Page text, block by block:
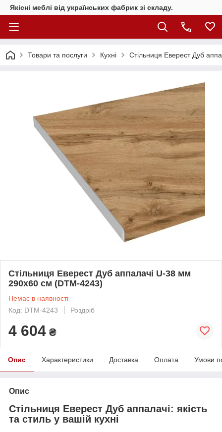
Якісні меблі від українських фабрик зі складу.
Товари та послуги Кухні Стільниця Еверест Дуб
Стільниця Еверест Дуб аппалачі U-38 мм
290х60 см (DTM-4243)
Немає в наявності
Код: DTM-4243
Роздріб
4 604 ₴
Опис Характеристики Доставка Оплата Умови
Опис
Стільниця Еверест Дуб аппалачі: якість
та стиль у вашій кухні